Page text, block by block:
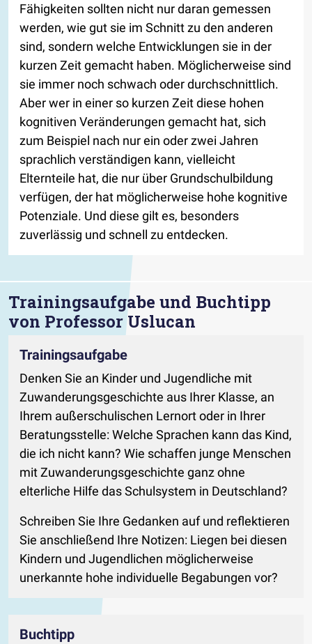
Fähigkeiten sollten nicht nur daran gemessen
werden, wie gut sie im Schnitt zu den anderen
sind, sondern welche Entwicklungen sie in der
kurzen Zeit gemacht haben. Möglicherweise sind
sie immer noch schwach oder durchschnittlich.
Aber wer in einer so kurzen Zeit diese hohen
kognitiven Veränderungen gemacht hat, sich
zum Beispiel nach nur ein oder zwei Jahren
sprachlich verständigen kann, vielleicht
Elternteile hat, die nur über Grundschulbildung
verfügen, der hat möglicherweise hohe kognitive
Potenziale. Und diese gilt es, besonders
zuverlässig und schnell zu entdecken.
Trainingsaufgabe und Buchtipp
von Professor Uslucan
Trainingsaufgabe
Denken Sie an Kinder und Jugendliche mit
Zuwanderungsgeschichte aus Ihrer Klasse, an
Ihrem außerschulischen Lernort oder in Ihrer
Beratungsstelle: Welche Sprachen kann das Kind,
die ich nicht kann? Wie schaffen junge Menschen
mit Zuwanderungsgeschichte ganz ohne
elterliche Hilfe das Schulsystem in Deutschland?
Schreiben Sie Ihre Gedanken auf und reflektieren
Sie anschließend Ihre Notizen: Liegen bei diesen
Kindern und Jugendlichen möglicherweise
unerkannte hohe individuelle Begabungen vor?
Buchtipp